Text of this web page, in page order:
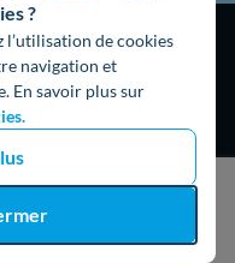
?
l’utilisation de cookies
navigation et
En savoir plus sur
gratuit